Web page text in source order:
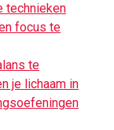
technieken
focus te
te
je lichaam in